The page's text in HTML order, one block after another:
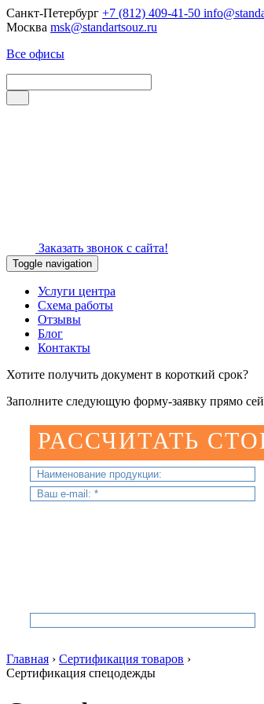
Санкт-Петербург +7 (812) 409-41-50
Москва msk@standartsouz.ru
Все офисы
Заказать звонок с сайта!
Toggle navigation
Услуги центра
Схема работы
Отзывы
Блог
Контакты
Хотите получить документ в короткий срок?
Заполните следующую форму-заявку прямо
РАССЧИТАТЬ
Главная › Сертификация товаров ›
Сертификация спецодежды